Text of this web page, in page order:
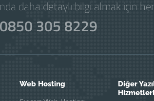
daha detaylı bilgi almak için
305 8229
Web Hosting
Diğer
Hizmetleri